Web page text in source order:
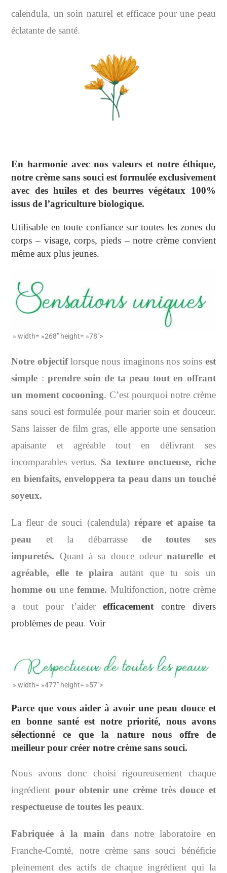
calendula, un soin naturel et efficace pour une peau
éclatante de santé.
En harmonie avec nos valeurs et notre éthique,
notre crème sans souci est formulée exclusivement
avec des huiles et des beurres végétaux 100%
issus de l’agriculture biologique.
Utilisable en toute confiance sur toutes les zones du
corps – visage, corps, pieds – notre crème convient
même aux plus jeunes.
» width= »268″ height= »78″>
Notre objectiflorsque nous imaginons nos soins est
simple : prendre soin de ta peau tout en offrant
un moment cocooning. C’est pourquoi notre crème
sans souci est formulée pour marier soin et douceur.
Sans laisser de film gras, elle apporte une sensation
apaisante et agréable tout en délivrant ses
incomparables vertus. Sa texture onctueuse, riche
en bienfaits, enveloppera ta peau dans un touché
soyeux.
La fleur de souci (calendula) répare et apaise ta
peau et la débarrasse de toutes ses
impuretés. Quant à sa douce odeurnaturelle et
agréable, elle te
plaira autant que tu sois un
homme ou une femme. Multifonction, notre crème
a tout pour t’aider
efficacementcontre divers
problèmes de peau.Voir
» width= »477″ height= »57″>
Parce que vous aider à avoir une peau douce et
en bonne santé est notre priorité, nous avons
sélectionné
ce que la nature nous offre de
meilleur pour créer notre crème sans souci.
Nous avons donc choisi rigoureusement chaque
ingrédient pour obtenir une crème très douce et
respectueuse de toutes les peaux.
Fabriquée à la main dans notre laboratoire en
Franche-Comté, notre crème sans souci bénéficie
pleinement des actifs de chaque ingrédient qui la